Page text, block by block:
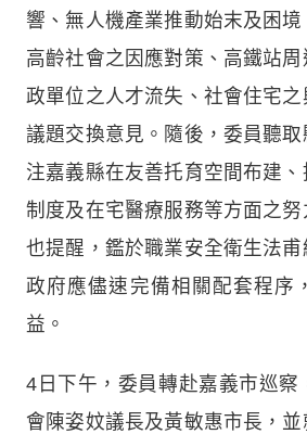
響、無人機產業推動始末及困
高齡社會之因應對策、高鐵站
政單位之人才流失、社會住宅
議題交換意見。隨後，委員聽
注嘉義縣在友善托育空間布建
制度及在宅醫療服務等方面之
也提醒，鑑於職業安全衛生法
政府應儘速完備相關配套程序
益。
4日下午，委員轉赴嘉義市巡察
會陳姿妏議長及黃敏惠市長，